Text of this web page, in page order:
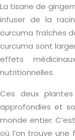
La tisane de
infuser de la
curcuma fraîches
curcuma sont
effets
nutritionnelles.
Ces deux
approfondies et
monde entier.
où l’on trouve